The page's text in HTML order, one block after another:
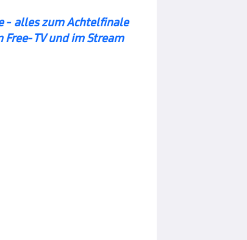
- alles zum Achtelfinale
Free-TV und im Stream